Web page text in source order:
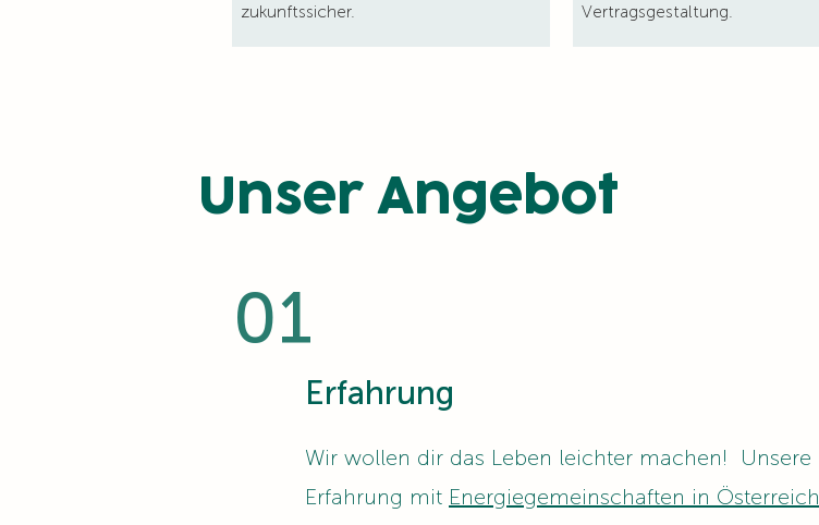
zukunftssicher.
Vertragsgestaltung.
Unser Angebot
01
Erfahrung
Wir wollen dir das Leben leichter machen! Unsere
Erfahrung mit Energiegemeinschaften in Österreich